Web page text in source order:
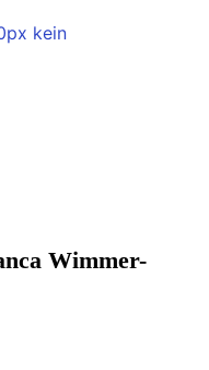
Wimmer-